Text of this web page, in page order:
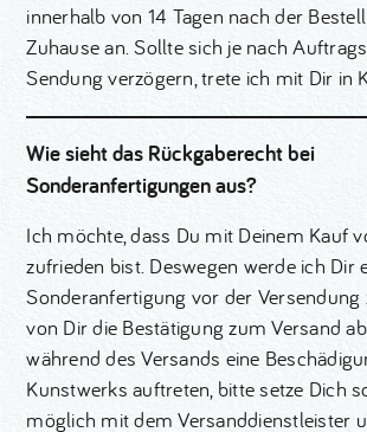
innerhalb von 14 Tagen nach der
Zuhause an. Sollte sich je nach
Sendung verzögern, trete ich mit Dir in
Wie sieht das Rückgaberecht bei
Sonderanfertigungen aus?
Ich möchte, dass Du mit Deinem Kauf
zufrieden bist. Deswegen werde ich Dir
Sonderanfertigung vor der Versendung
von Dir die Bestätigung zum Versand
während des Versands eine
Kunstwerks auftreten, bitte setze Dich
möglich mit dem Versanddienstleister